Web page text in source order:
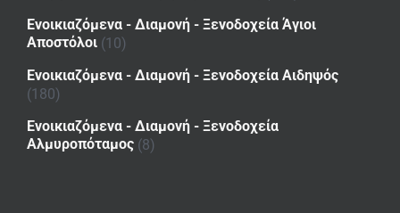
Ενοικιαζόμενα - Διαμονή - Ξενοδοχεία Άγιοι
Αποστόλοι (10)
Ενοικιαζόμενα - Διαμονή - Ξενοδοχεία Αιδηψός
(180)
Ενοικιαζόμενα - Διαμονή - Ξενοδοχεία
Αλμυροπόταμος (8)